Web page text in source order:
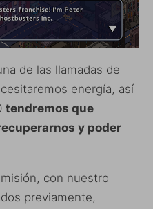
de las llamadas de
energía, así
tendremos que
y poder
con nuestro
previamente,